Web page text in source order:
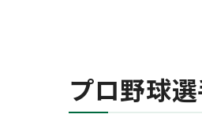
プロ野球